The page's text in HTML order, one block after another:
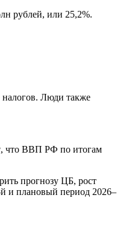
рублей, или 25,2%.
налогов. Люди также
, что ВВП РФ по итогам
прогнозу ЦБ, рост
и плановый период 2026–